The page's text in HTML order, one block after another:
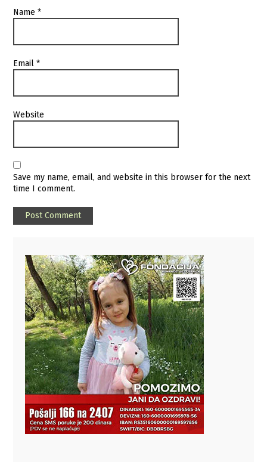
Name*
Email*
Website
Save my name, email, and website in this browser for the next
time I comment.